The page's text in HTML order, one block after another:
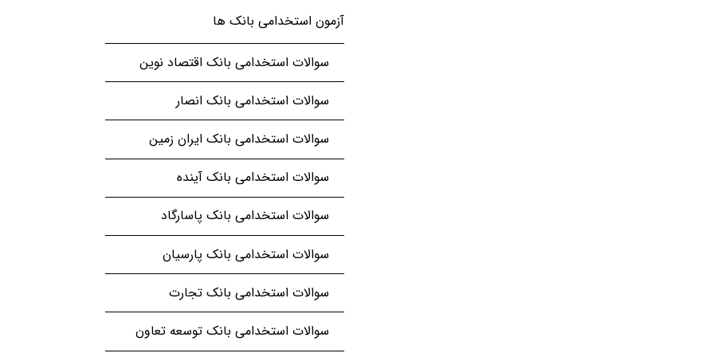
آزمون استخدامی بانک ها
سوالات استخدامی بانک اقتصاد نوین
سوالات استخدامی بانک انصار
سوالات استخدامی بانک ایران زمین
سوالات استخدامی بانک آینده
سوالات استخدامی بانک پاسارگاد
سوالات استخدامی بانک پارسیان
سوالات استخدامی بانک تجارت
سوالات استخدامی بانک توسعه تعاون